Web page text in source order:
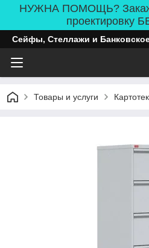
НУЖНА ПОМОЩЬ?
проектировку
Сейфы, Стеллажи и
Товары и услуги